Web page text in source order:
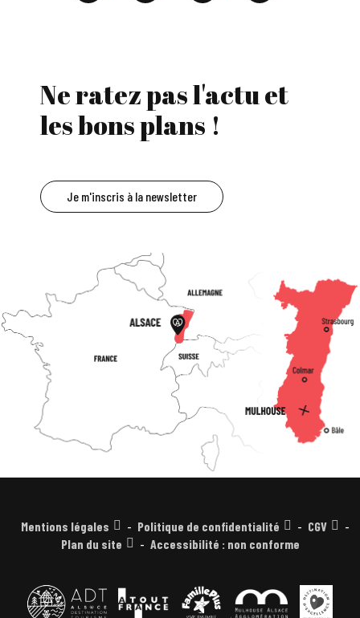
Ne ratez pas l'actu et
les bons plans !
Je m'inscris à la newsletter
Mentions légales Politique de confidentialité
CGV
Plan du site
Accessibilité : non conforme